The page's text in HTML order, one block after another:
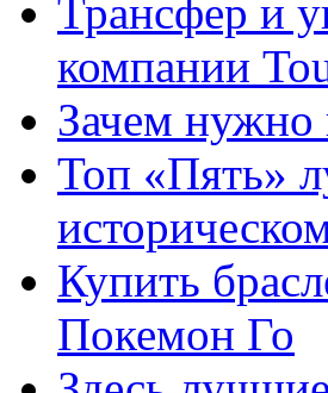
Трансфер и
компании
Зачем нужно
Топ «Пять»
Купить
Покемон Го